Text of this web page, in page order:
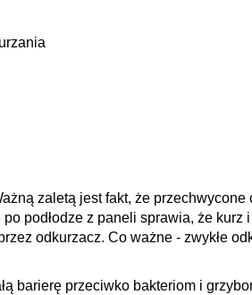
zaletą jest fakt, że przechwycone
podłodze z paneli sprawia, że kurz
odkurzacz. Co ważne - zwykłe
barierę przeciwko bakteriom i